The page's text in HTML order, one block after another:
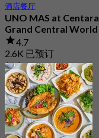
酒店餐厅
UNO MAS at Centara
Grand Central World
4.7
2.6K 已预订
起฿ 999